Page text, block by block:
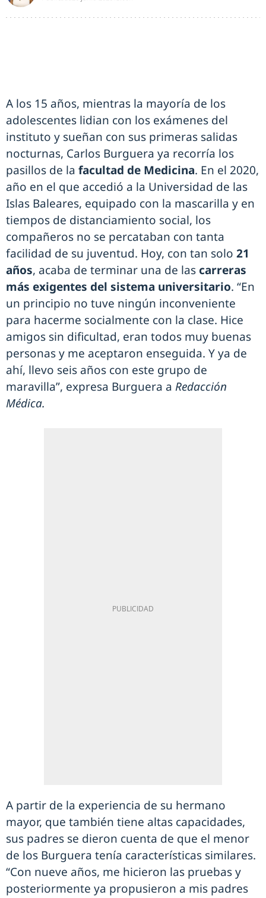
A los 15 años, mientras la mayoría de los
adolescentes lidian con los exámenes del
instituto y sueñan con sus primeras salidas
nocturnas, Carlos Burguera ya recorría los
pasillos de la facultad de Medicina. En el 2020,
año en el que accedió a la Universidad de las
Islas Baleares, equipado con la mascarilla y en
tiempos de distanciamiento social, los
compañeros no se percataban con tanta
facilidad de su juventud. Hoy, con tan solo 21
años, acaba de terminar una de las carreras
más exigentes del sistema universitario. “En
un principio no tuve ningún inconveniente
para hacerme socialmente con la clase. Hice
amigos sin dificultad, eran todos muy buenas
personas y me aceptaron enseguida. Y ya de
ahí, llevo seis años con este grupo de
maravilla”, expresa Burguera a Redacción
Médica.
A partir de la experiencia de su hermano
mayor, que también tiene altas capacidades,
sus padres se dieron cuenta de que el menor
de los Burguera tenía características similares.
“Con nueve años, me hicieron las pruebas y
posteriormente ya propusieron a mis padres